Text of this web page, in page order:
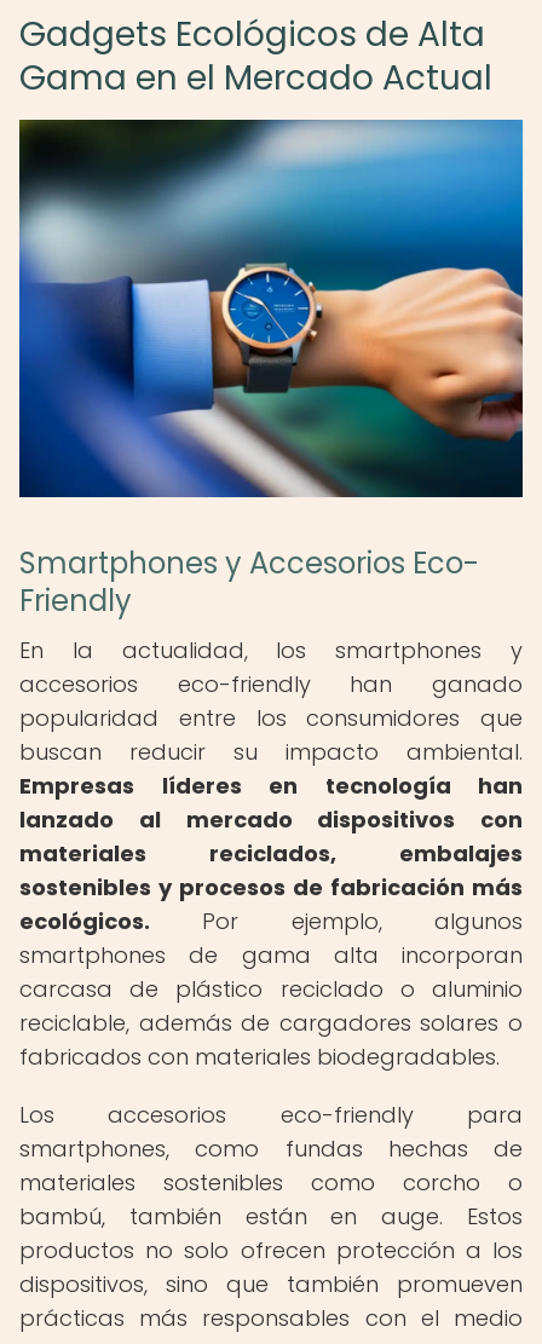
Gadgets Ecológicos de Alta
Gama en el Mercado Actual
Smartphones y Accesorios Eco-
Friendly
En la actualidad, los smartphones y
accesorios eco-friendly han ganado
popularidad entre los consumidores que
buscan reducir su impacto ambiental.
Empresas líderes en tecnología han
lanzado al mercado dispositivos con
materiales reciclados, embalajes
sostenibles y procesos de fabricación más
ecológicos. Por ejemplo, algunos
smartphones de gama alta incorporan
carcasa de plástico reciclado o aluminio
reciclable, además de cargadores solares o
fabricados con materiales biodegradables.
Los accesorios eco-friendly para
smartphones, como fundas hechas de
materiales sostenibles como corcho o
bambú, también están en auge. Estos
productos no solo ofrecen protección a los
dispositivos, sino que también promueven
prácticas más responsables con el medio